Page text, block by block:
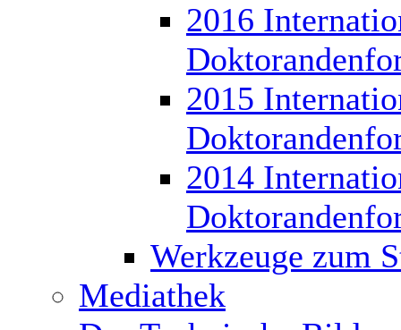
2016
2015
2014
Werkzeuge zum
Mediathek